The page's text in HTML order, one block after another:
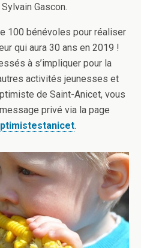
Gascon.
100 bénévoles pour réaliser
qui aura 30 ans en 2019 !
à s’impliquer pour la
activités jeunesses et
de Saint-Anicet, vous
privé via la page
.